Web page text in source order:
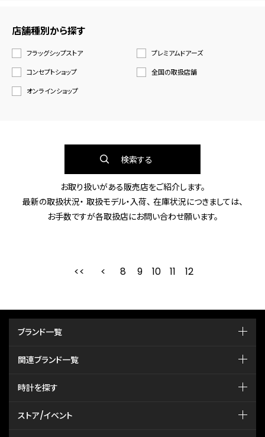
店舗種別から探す
フラッグシップストア
プレミアムドアーズ
コンセプトショップ
全国の取扱店舗
オンラインショップ
検索する
お取り扱いがある販売店をご紹介します。
最新の取扱状況・ 取扱モデル・入荷、 在庫状況につきましては、
お手数ですが各取扱店にお問い合わせ願います。
最初 前
8 9 10 11 12
ブランド一覧
関連ブランド一覧
時計を探す
ストア/イベント